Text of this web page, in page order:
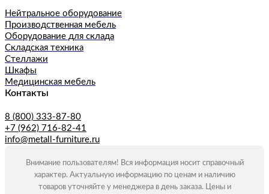
Нейтральное оборудование
Производственная мебель
Оборудование для склада
Складская техника
Стеллажи
Шкафы
Медицинская мебель
Контакты
8 (800) 333-87-80
+7 (962) 716-82-41
info@metall-furniture.ru
Внимание пользователям! Вся информация носит справочный
характер. Актуальную информацию по ценам и наличию
товаров уточняйте у менеджера в день заказа. Цены и